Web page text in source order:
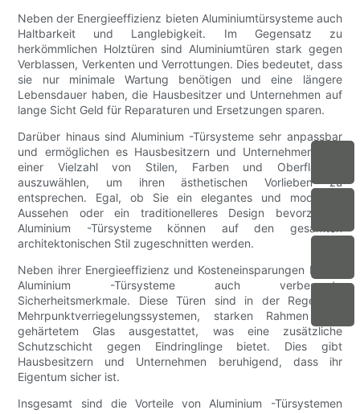
Neben der Energieeffizienz bieten Aluminiumtürsysteme auch
Haltbarkeit und Langlebigkeit. Im Gegensatz zu
herkömmlichen Holztüren sind Aluminiumtüren stark gegen
Verblassen, Verkenten und Verrottungen. Dies bedeutet, dass
sie nur minimale Wartung benötigen und eine längere
Lebensdauer haben, die Hausbesitzer und Unternehmen auf
lange Sicht Geld für Reparaturen und Ersetzungen sparen.
Darüber hinaus sind Aluminium -Türsysteme sehr anpassbar
und ermöglichen es Hausbesitzern und Unternehmen, aus
einer Vielzahl von Stilen, Farben und Oberflächen
auszuwählen, um ihren ästhetischen Vorlieben zu
entsprechen. Egal, ob Sie ein elegantes und modernes
Aussehen oder ein traditionelleres Design bevorzugen,
Aluminium -Türsysteme können auf den gesamten
architektonischen Stil zugeschnitten werden.
Neben ihrer Energieeffizienz und Kosteneinsparungen bieten
Aluminium -Türsysteme auch verbesserte
Sicherheitsmerkmale. Diese Türen sind in der Regel mit
Mehrpunktverriegelungssystemen, starken Rahmen und
gehärtetem Glas ausgestattet, was eine zusätzliche
Schutzschicht gegen Eindringlinge bietet. Dies gibt
Hausbesitzern und Unternehmen beruhigend, dass ihr
Eigentum sicher ist.
Insgesamt sind die Vorteile von Aluminium -Türsystemen